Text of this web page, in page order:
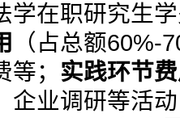
学在职研究生
（占总额60%-
； 实践环节
企业调研等活